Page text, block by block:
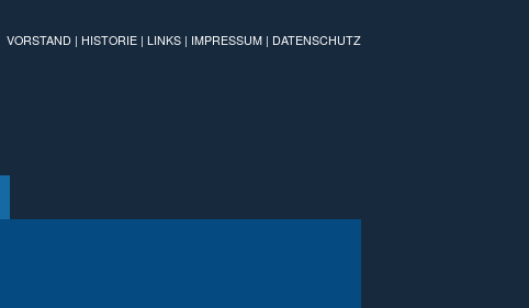
VORSTAND | HISTORIE | LINKS | IMPRESSUM | DATENSCHUTZ